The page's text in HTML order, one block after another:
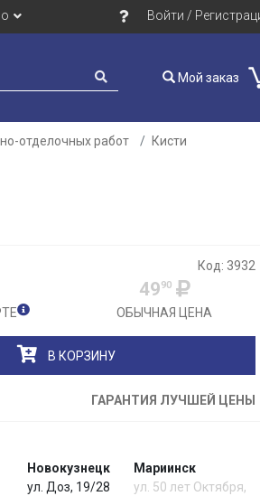
Войти /
Мой заказ
отделочных работ
Кисти
Код: 3932
4990
ОБЫЧНАЯ ЦЕНА
В КОРЗИНУ
ГАРАНТИЯ ЛУЧШЕЙ ЦЕНЫ
Новокузнецк
ул. Доз, 19/28
Мариинск
ул. 50 лет Октября,